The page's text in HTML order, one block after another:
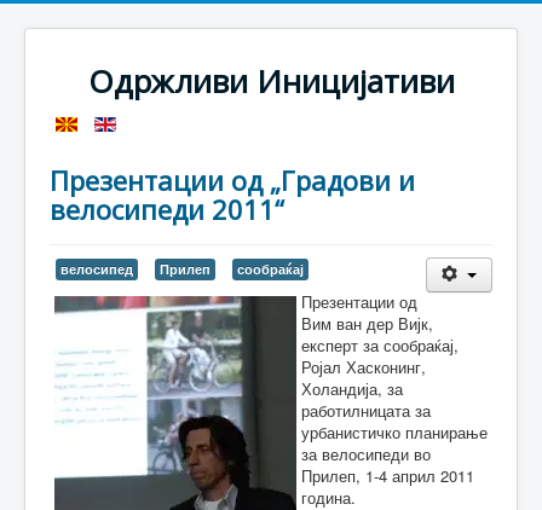
Одржливи Иницијативи
Презентации од „Градови и
велосипеди 2011“
велосипед Прилеп сообраќај
Презентации од
Вим ван дер Вијк,
експерт за сообраќај,
Ројал Хасконинг,
Холандија, за
работилницата за
урбанистичко планирање
за велосипеди во
Прилеп, 1-4 април 2011
година.